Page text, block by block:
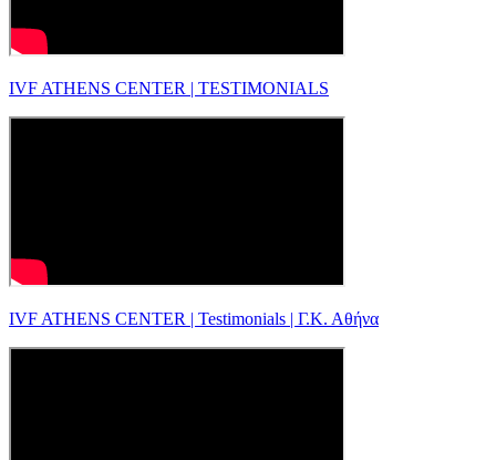
IVF ATHENS CENTER | TESTIMONIALS
IVF ATHENS CENTER | Testimonials | Γ.Κ. Αθήνα